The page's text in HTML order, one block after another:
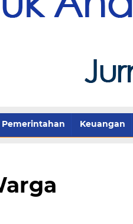
Pemerintahan Keuangan